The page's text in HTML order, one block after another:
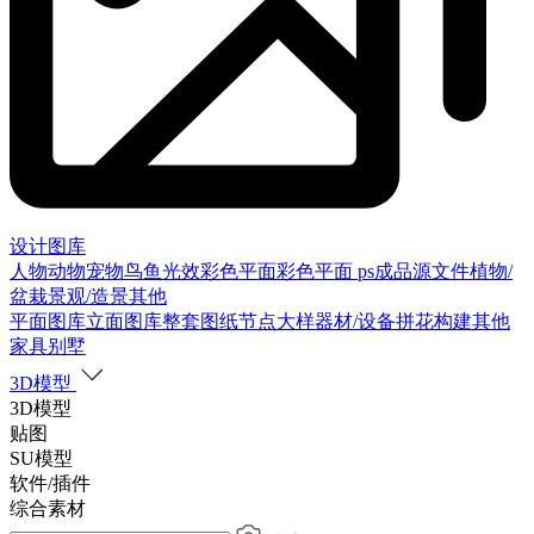
设计图库
人物动物宠物鸟鱼光效彩色平面彩色平面 ps成品源文件植物/
盆栽景观/造景其他
平面图库立面图库整套图纸节点大样器材/设备拼花构建其他
家具别墅
3D模型
3D模型
贴图
SU模型
软件/插件
综合素材